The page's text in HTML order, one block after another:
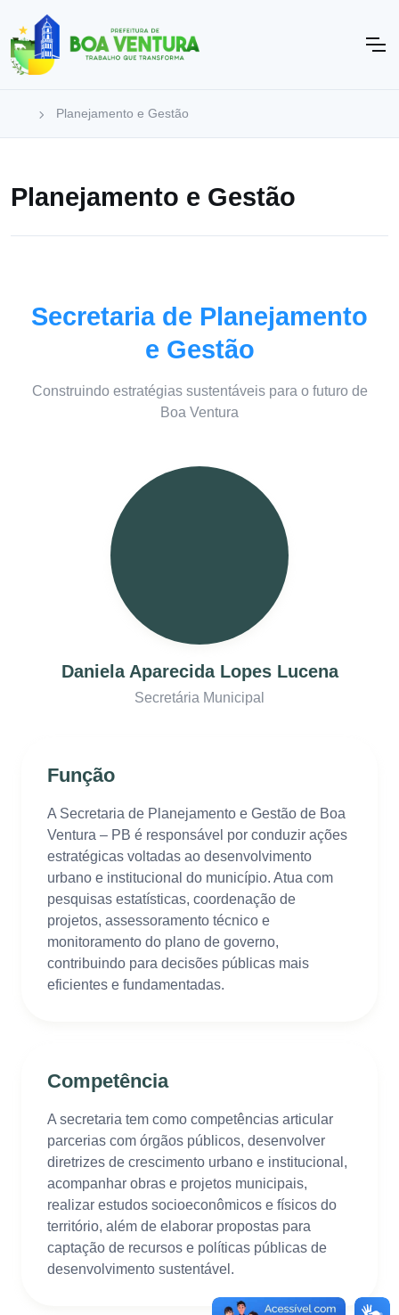
Planejamento e Gestão
Planejamento e Gestão
Secretaria de Planejamento
e Gestão
Construindo estratégias sustentáveis para o futuro de
Boa Ventura
Daniela Aparecida Lopes Lucena
Secretária Municipal
Função
A Secretaria de Planejamento e Gestão de Boa
Ventura – PB é responsável por conduzir ações
estratégicas voltadas ao desenvolvimento
urbano e institucional do município. Atua com
pesquisas estatísticas, coordenação de
projetos, assessoramento técnico e
monitoramento do plano de governo,
contribuindo para decisões públicas mais
eficientes e fundamentadas.
Competência
A secretaria tem como competências articular
parcerias com órgãos públicos, desenvolver
diretrizes de crescimento urbano e institucional,
acompanhar obras e projetos municipais,
realizar estudos socioeconômicos e físicos do
território, além de elaborar propostas para
captação de recursos e políticas públicas de
desenvolvimento sustentável.